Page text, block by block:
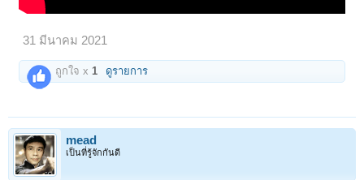
31 มีนาคม 2021
ถูกใจ x1 ดูรายการ
mead
เป็นที่รู้จักกันดี